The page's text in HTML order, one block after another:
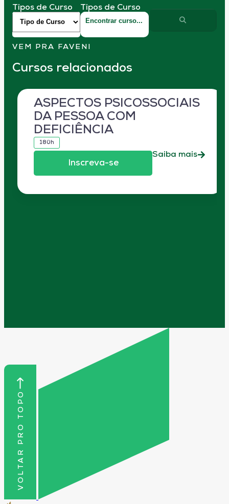
Tipos de Curso Tipos de Curso
VEM PRA FAVENI
Cursos relacionados
ASPECTOS PSICOSSOCIAIS
DA PESSOA COM
DEFICIÊNCIA
180h
Inscreva-se
Saiba mais
VOLTAR PRO TOPO